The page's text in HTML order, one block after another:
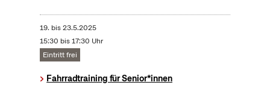
19. bis23.5.2025
15:30 bis 17:30 Uhr
Eintritt frei
Fahrradtraining für Senior*innen